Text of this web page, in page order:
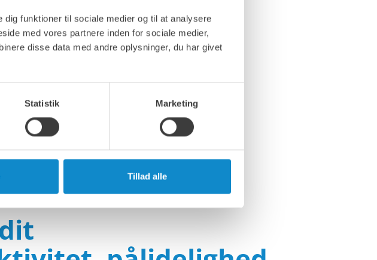
funktioner til sociale medier og til at analysere
med vores partnere inden for sociale medier,
disse data med andre oplysninger, du har givet
Statistik Marketing
Tillad alle